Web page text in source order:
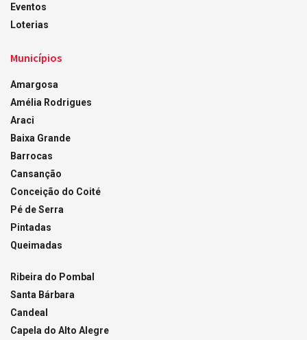
Eventos
Loterias
Municípios
Amargosa
Amélia Rodrigues
Araci
Baixa Grande
Barrocas
Cansanção
Conceição do Coité
Pé de Serra
Pintadas
Queimadas
Ribeira do Pombal
Santa Bárbara
Candeal
Capela do Alto Alegre